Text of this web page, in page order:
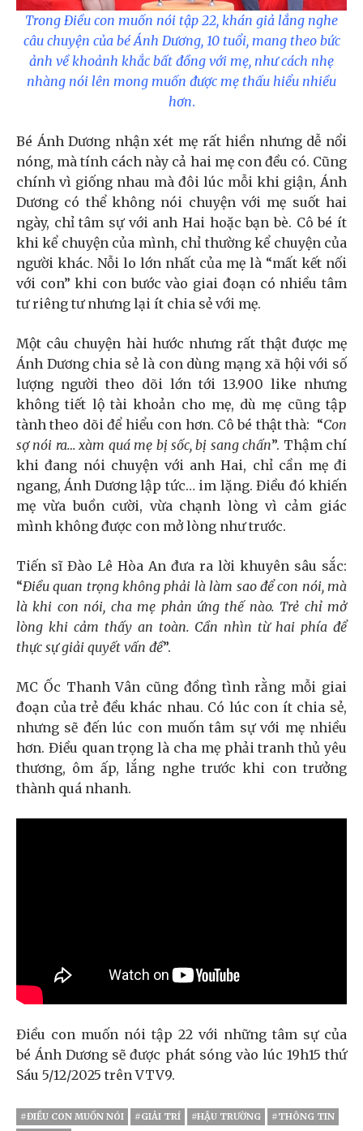
Trong Điều con muốn nói tập 22, khán giả lắng nghe
câu chuyện của bé Ánh Dương, 10 tuổi, mang theo bức
ảnh về khoảnh khắc bất đồng với mẹ, như cách nhẹ
nhàng nói lên mong muốn được mẹ thấu hiểu nhiều
hơn.
Bé Ánh Dương nhận xét mẹ rất hiền nhưng dễ nổi
nóng, mà tính cách này cả hai mẹ con đều có. Cũng
chính vì giống nhau mà đôi lúc mỗi khi giận, Ánh
Dương có thể không nói chuyện với mẹ suốt hai
ngày, chỉ tâm sự với anh Hai hoặc bạn bè. Cô bé ít
khi kể chuyện của mình, chỉ thường kể chuyện của
người khác. Nỗi lo lớn nhất của mẹ là “mất kết nối
với con” khi con bước vào giai đoạn có nhiều tâm
tư riêng tư nhưng lại ít chia sẻ với mẹ.
Một câu chuyện hài hước nhưng rất thật được mẹ
Ánh Dương chia sẻ là con dùng mạng xã hội với số
lượng người theo dõi lớn tới 13.900 like nhưng
không tiết lộ tài khoản cho mẹ, dù mẹ cũng tập
tành theo dõi để hiểu con hơn. Cô bé thật thà: “Con
sợ nói ra… xàm quá mẹ bị sốc, bị sang chấn”. Thậm chí
khi đang nói chuyện với anh Hai, chỉ cần mẹ đi
ngang, Ánh Dương lập tức… im lặng. Điều đó khiến
mẹ vừa buồn cười, vừa chạnh lòng vì cảm giác
mình không được con mở lòng như trước.
Tiến sĩ Đào Lê Hòa An đưa ra lời khuyên sâu sắc:
“Điều quan trọng không phải là làm sao để con nói, mà
là khi con nói, cha mẹ phản ứng thế nào. Trẻ chỉ mở
lòng khi cảm thấy an toàn. Cần nhìn từ hai phía để
thực sự giải quyết vấn đề”.
MC Ốc Thanh Vân cũng đồng tình rằng mỗi giai
đoạn của trẻ đều khác nhau. Có lúc con ít chia sẻ,
nhưng sẽ đến lúc con muốn tâm sự với mẹ nhiều
hơn. Điều quan trọng là cha mẹ phải tranh thủ yêu
thương, ôm ấp, lắng nghe trước khi con trưởng
thành quá nhanh.
Điều con muốn nói tập 22 với những tâm sự của
bé Ánh Dương sẽ được phát sóng vào lúc 19h15 thứ
Sáu 5/12/2025 trên VTV9.
#ĐIỀU CON MUỐN NÓI #GIẢI TRÍ #HẬU TRƯỜNG
#THÔNG TIN